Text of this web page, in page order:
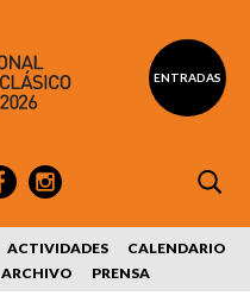
ENTRADAS
ACTIVIDADES
CALENDARIO
ARCHIVO PRENSA